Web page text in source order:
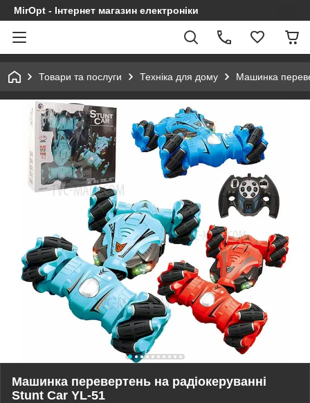
MirOpt - Інтернет магазин електроніки
Товари та послуги Техніка для дому Машинка
Машинка перевертень на радіокеруванні
Stunt Car YL-51